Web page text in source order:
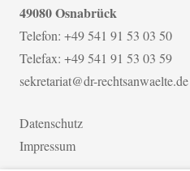
49080 Osnabrück
Telefon: +49 541 91 53 03 50
Telefax: +49 541 91 53 03 59
sekretariat@dr-rechtsanwaelte.de
Datenschutz
Impressum